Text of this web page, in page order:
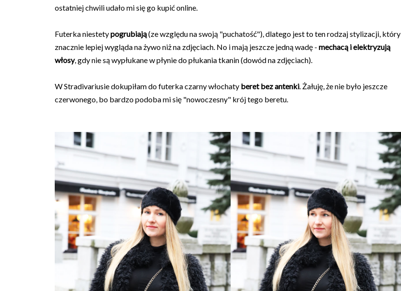
ostatniej chwili udało mi się go kupić online.
Futerka niestetypogrubiają(ze względu na swoją "puchatość"), dlatego jest to ten rodzaj stylizacji, który
znacznie lepiej wygląda na żywo niż na zdjęciach. No i mają jeszcze jedną wadę - mechacą i elektryzują
włosy, gdy nie są wypłukane w płynie do płukania tkanin (dowód na zdjęciach).
W Stradivariusie dokupiłam do futerka czarny włochaty beret bez antenki. Żałuję, że nie było jeszcze
czerwonego, bo bardzo podoba mi się "nowoczesny" krój tego beretu.